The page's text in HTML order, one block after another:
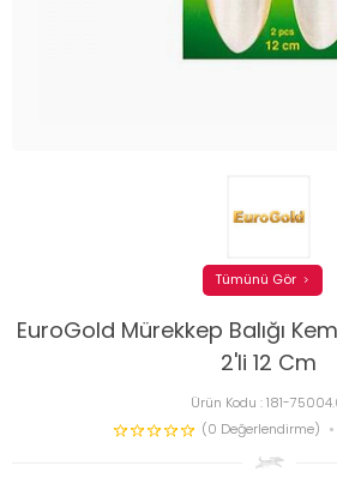
EuroGold Mürekkep Balığı
2'li 12 Cm
Ürün Kodu :181-
(0 Değerlendirme)
Tümünü Gör